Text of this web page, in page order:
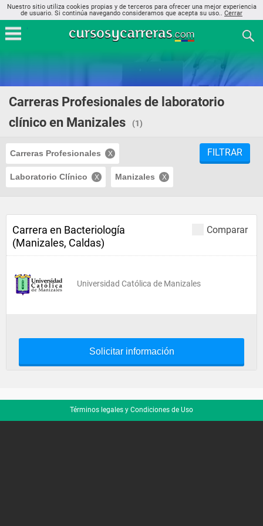
Nuestro sitio utiliza cookies propias y de terceros para ofrecer una mejor experiencia
de usuario. Si continúa navegando consideramos que acepta su uso.. Cerrar
Carreras Profesionales de laboratorio
clínico en Manizales
(1)
Carreras Profesionales
Laboratorio Clínico Manizales
FILTRAR
Comparar
Carrera en Bacteriología
(Manizales, Caldas)
Universidad Católica de Manizales
Solicitar información
Términos legales y Condiciones de Uso